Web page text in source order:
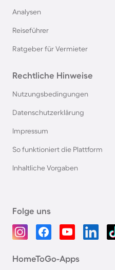
Analysen
Reiseführer
Ratgeber für Vermieter
Rechtliche Hinweise
Nutzungsbedingungen
Datenschutzerklärung
Impressum
So funktioniert die Plattform
Inhaltliche Vorgaben
Folge uns
HomeToGo-Apps